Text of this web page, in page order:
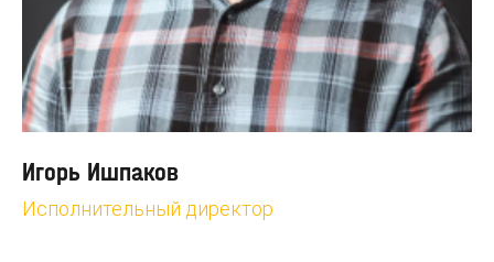
Игорь Ишпаков
Исполнительный директор